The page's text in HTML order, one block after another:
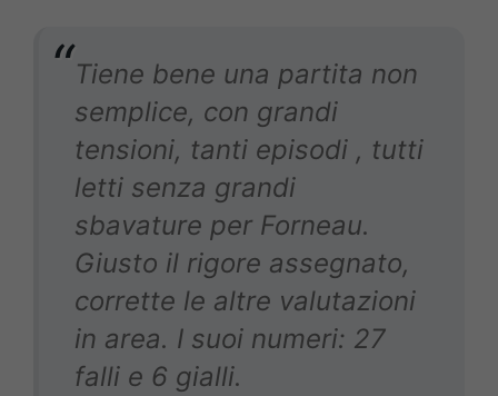
Tiene bene una partita non
semplice, con grandi
tensioni, tanti episodi , tutti
letti senza grandi
sbavature per Forneau.
Giusto il rigore assegnato,
corrette le altre valutazioni
in area. I suoi numeri: 27
falli e 6 gialli.